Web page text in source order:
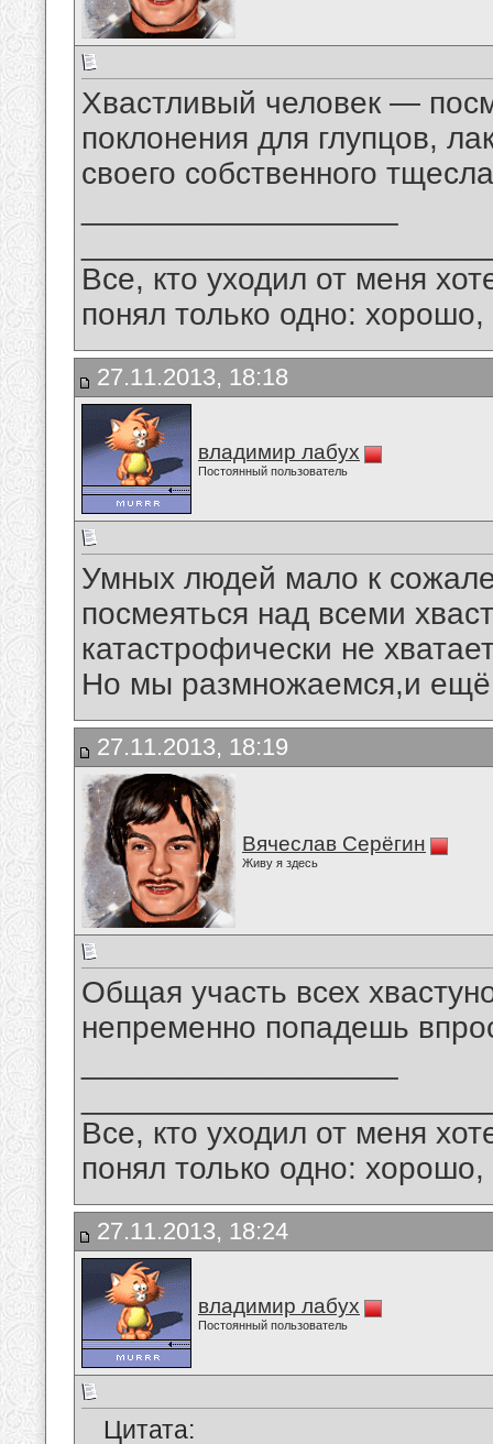
Хвастливый человек —
поклонения для глупцов,
своего собственного
Все, кто уходил от меня
понял только одно:
27.11.2013, 18:18
владимир лабух
Постоянный пользователь
Умных людей мало к
посмеяться над всеми
катастрофически не
Но мы размножаемся,и ещё
27.11.2013, 18:19
Вячеслав Серёгин
Живу я здесь
Общая участь всех
непременно попадешь
Все, кто уходил от меня
понял только одно:
27.11.2013, 18:24
владимир лабух
Постоянный пользователь
Цитата: